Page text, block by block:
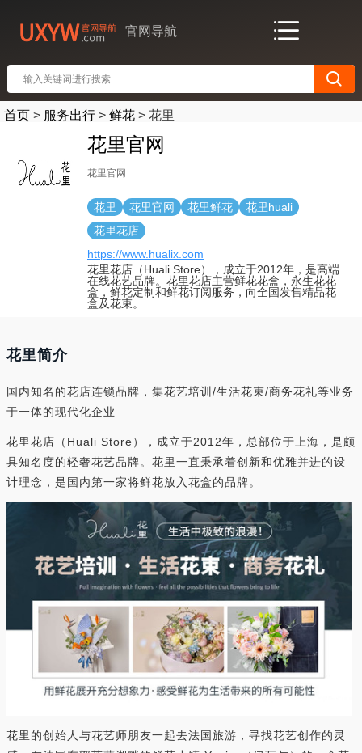
官网导航
首页 > 服务出行 > 鲜花 > 花里
花里官网
花里官网
花里 花里官网 花里鲜花
花里huali
花里花店
https://www.hualix.com
花里花店（Huali Store），成立于2012年，是高端
在线花艺品牌。花里花店主营鲜花花盒，永生花花
盒，鲜花定制和鲜花订阅服务，向全国发售精品花
盒及花束。
花里简介
国内知名的花店连锁品牌，集花艺培训/生活花束/商务花礼等业务
于一体的现代化企业
花里花店（Huali Store），成立于2012年，总部位于上海，是颇
具知名度的轻奢花艺品牌。花里一直秉承着创新和优雅并进的设
计理念，是国内第一家将鲜花放入花盒的品牌。
花里的创始人与花艺师朋友一起去法国旅游，寻找花艺创作的灵